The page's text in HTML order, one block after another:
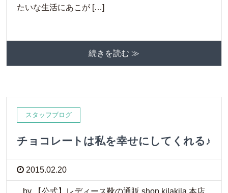
たいな生活にあこが […]
続きを読む ≫
スタッフブログ
チョコレートは私を幸せにしてくれる♪
2015.02.20